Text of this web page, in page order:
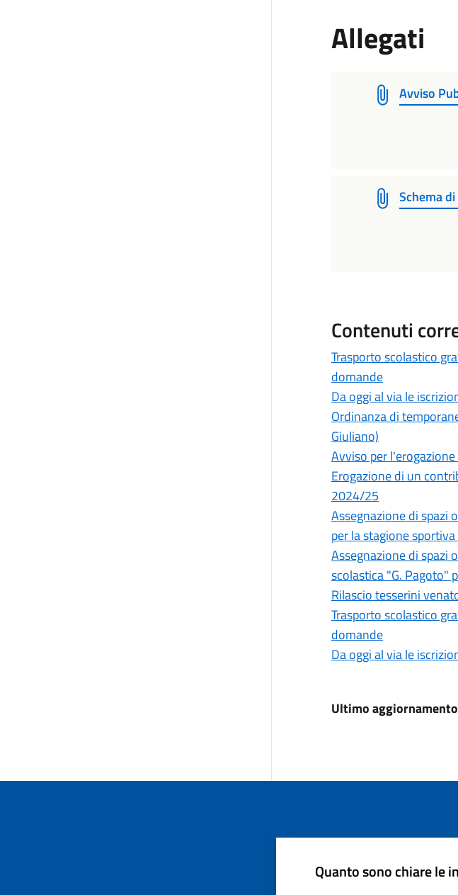
Allegati
Avviso
Schema
Contenuti
Trasporto scolastico
domande
Da oggi al via le
Ordinanza di
Giuliano)
Avviso per
Erogazione di un
2024/25
Assegnazione di spazi
per la stagione
Assegnazione di spazi
scolastica "G. Pagoto"
Rilascio tesserini
Trasporto scolastico
domande
Da oggi al via le
Ultimo aggiornamento
Quanto sono chiare le